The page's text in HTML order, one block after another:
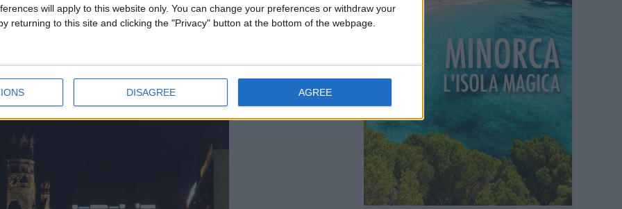
will apply to this website only. You can change your preferences or withdraw your
returning to this site and clicking the "Privacy" button at the bottom of the webpage.
DISAGREE AGREE
in Italia, avrei fatto meglio a preoccuparmi di più…
mi sono preoccupata davvero. Nonostante avessi
tre frasi, non ero assolutamente preparata a un ambiente
Ci si può immaginare il mio primo giorno di scuola: